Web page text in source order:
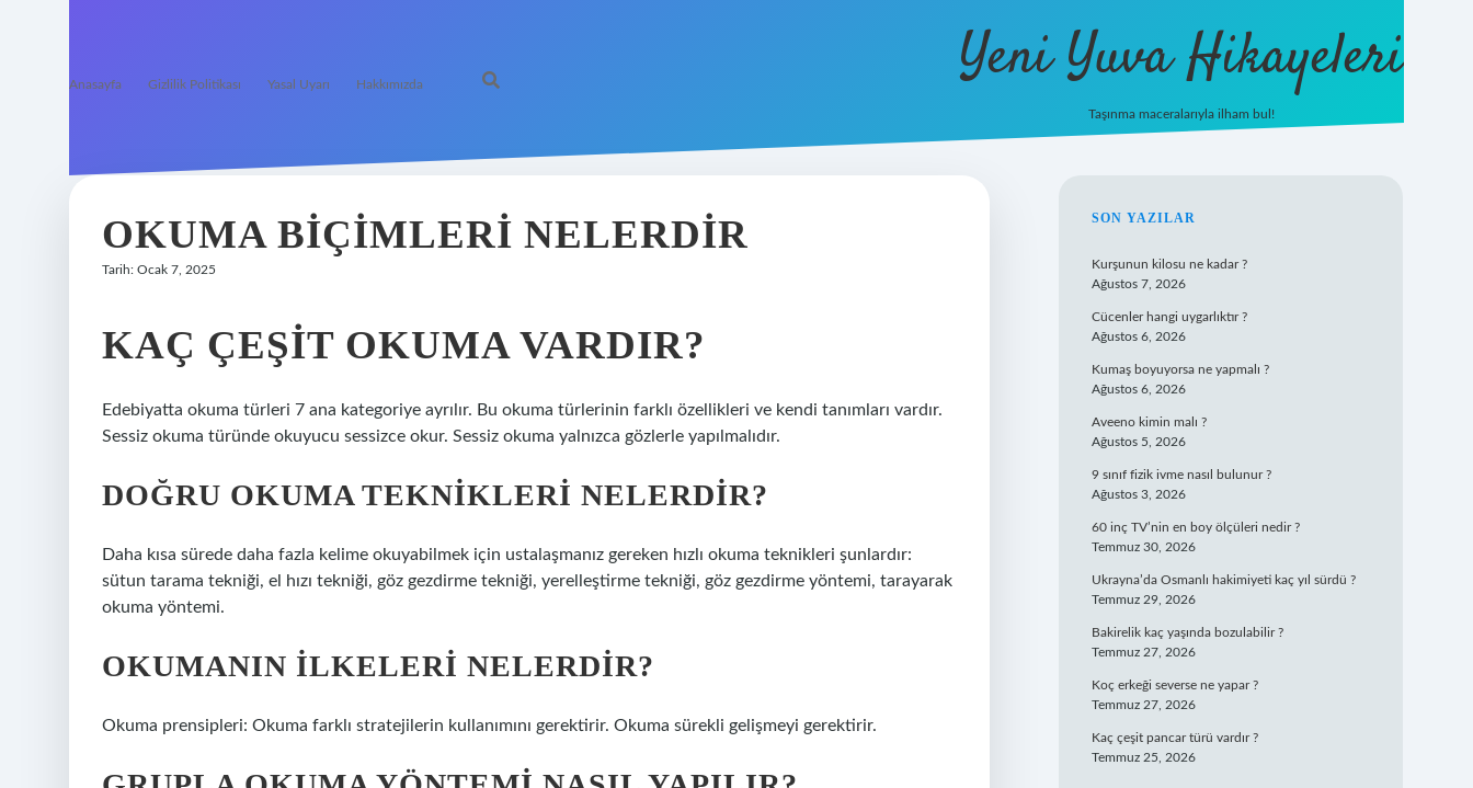
Anasayfa Gizlilik Politikası Yasal Uyarı Hakkımızda Yeni Yuva Hikayeleri
Taşınma maceralarıyla ilham bul!
OKUMA BIÇIMLERI NELERDIR
Tarih: Ocak 7, 2025
KAÇ ÇEŞIT OKUMA VARDIR?
Edebiyatta okuma türleri 7 ana kategoriye ayrılır. Bu okuma türlerinin farklı özellikleri ve kendi tanımları vardır.
Sessiz okuma türünde okuyucu sessizce okur. Sessiz okuma yalnızca gözlerle yapılmalıdır.
DOĞRU OKUMA TEKNIKLERI NELERDIR?
Daha kısa sürede daha fazla kelime okuyabilmek için ustalaşmanız gereken hızlı okuma teknikleri şunlardır:
sütun tarama tekniği, el hızı tekniği, göz gezdirme tekniği, yerelleştirme tekniği, göz gezdirme yöntemi, tarayarak
okuma yöntemi.
OKUMANIN ILKELERI NELERDIR?
Okuma prensipleri: Okuma farklı stratejilerin kullanımını gerektirir. Okuma sürekli gelişmeyi gerektirir.
SIDEBAR
SON YAZILAR
Kurşunun kilosu ne kadar ?
Ağustos 7, 2026
Cücenler hangi uygarlıktır ?
Ağustos 6, 2026
Kumaş boyuyorsa ne yapmalı ?
Ağustos 6, 2026
Aveeno kimin malı ?
Ağustos 5, 2026
9 sınıf fizik ivme nasıl bulunur ?
Ağustos 3, 2026
60 inç TV’nin en boy ölçüleri nedir ?
Temmuz 30, 2026
Ukrayna’da Osmanlı hakimiyeti kaç yıl sürdü ?
Temmuz 29, 2026
Bakirelik kaç yaşında bozulabilir ?
Temmuz 27, 2026
Koç erkeği severse ne yapar ?
Temmuz 27, 2026
Kaç çeşit pancar türü vardır ?
Temmuz 25, 2026